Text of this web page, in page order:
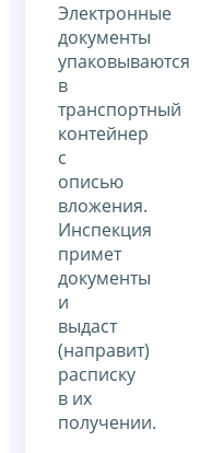
Электронные
документы
упаковываются
в
транспортный
контейнер
с
описью
вложения.
Инспекция
примет
документы
и
выдаст
(направит)
расписку
в их
получении.